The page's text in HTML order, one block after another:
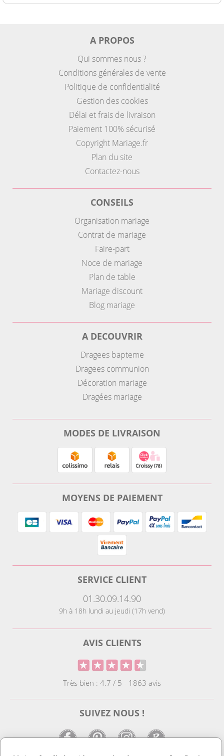
A PROPOS
Qui sommes nous ?
Conditions générales de vente
Politique de confidentialité
Gestion des cookies
Délai et frais de livraison
Paiement 100% sécurisé
Copyright Mariage.fr
Plan du site
Contactez-nous
CONSEILS
Organisation mariage
Contrat de mariage
Faire-part
Noce de mariage
Plan de table
Mariage discount
Blog mariage
A DECOUVRIR
Dragees bapteme
Dragees communion
Décoration mariage
Dragées mariage
MODES DE LIVRAISON
MOYENS DE PAIEMENT
SERVICE CLIENT
01.30.09.14.90
9h à 18h lundi au jeudi (17h vend)
AVIS CLIENTS
Très bien : 4.7 / 5 - 1863 avis
SUIVEZ NOUS !